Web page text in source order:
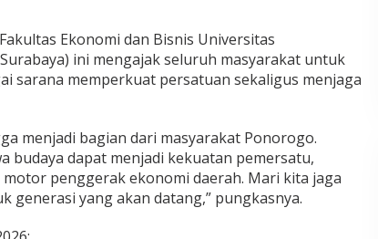
Ekonomi dan Bisnis Universitas
ini mengajak seluruh masyarakat untuk
sarana memperkuat persatuan sekaligus menjaga
menjadi bagian dari masyarakat Ponorogo.
budaya dapat menjadi kekuatan pemersatu,
penggerak ekonomi daerah. Mari kita jaga
generasi yang akan datang,” pungkasnya.